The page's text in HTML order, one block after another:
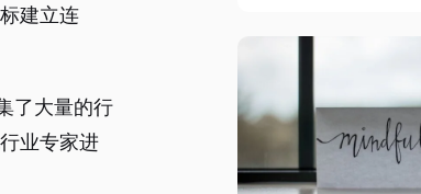
建立连
了大量的行
业专家进